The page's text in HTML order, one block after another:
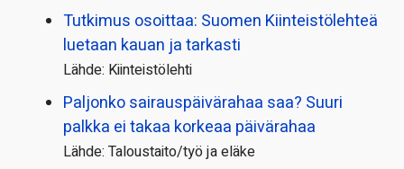
Tutkimus osoittaa: Suomen Kiinteistölehteä
luetaan kauan ja tarkasti
Lähde: Kiinteistölehti
Paljonko sairauspäivä­rahaa saa? Suuri
palkka ei takaa korkeaa päivärahaa
Lähde: Taloustaito/työ ja eläke